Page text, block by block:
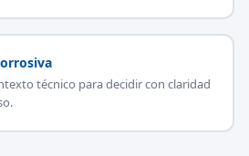
técnico para decidir con claridad